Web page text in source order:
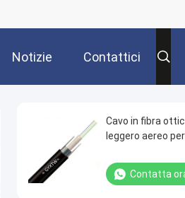
Notizie Contattici
Cavo in fibra
leggero aereo
Contatta